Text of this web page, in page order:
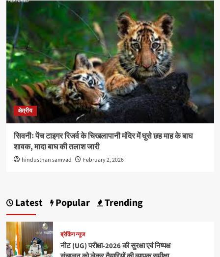
क्षेत्रीय
सिवनीः पेंच टाइगर रिजर्व के चिखलापानी मंदिर में घुसे छह माह के बाघ
शावक, मादा बाघ की तलाश जारी
hindusthan samvad February 2, 2026
Latest Popular Trending
ब्रेकिंग न्यूज
नीट (UG) परीक्षा-2026 की सुरक्षा एवं निष्पक्ष